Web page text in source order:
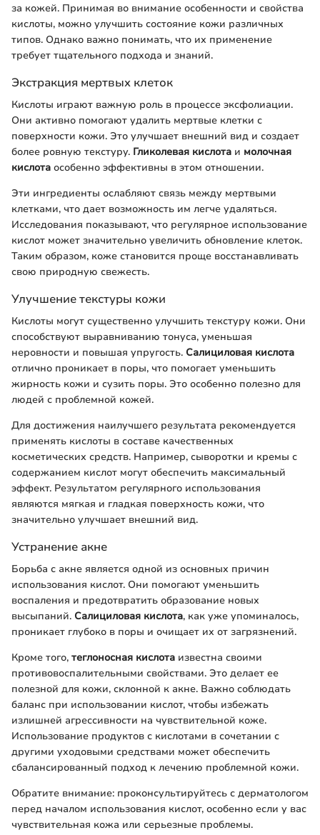
за кожей. Принимая во внимание особенности и свойства
кислоты, можно улучшить состояние кожи различных
типов. Однако важно понимать, что их применение
требует тщательного подхода и знаний.
Экстракция мертвых клеток
Кислоты играют важную роль в процессе эксфолиации.
Они активно помогают удалить мертвые клетки с
поверхности кожи. Это улучшает внешний вид и создает
более ровную текстуру. Гликолевая кислота и молочная
кислота особенно эффективны в этом отношении.
Эти ингредиенты ослабляют связь между мертвыми
клетками, что дает возможность им легче удаляться.
Исследования показывают, что регулярное использование
кислот может значительно увеличить обновление клеток.
Таким образом, коже становится проще восстанавливать
свою природную свежесть.
Улучшение текстуры кожи
Кислоты могут существенно улучшить текстуру кожи. Они
способствуют выравниванию тонуса, уменьшая
неровности и повышая упругость. Салициловая кислота
отлично проникает в поры, что помогает уменьшить
жирность кожи и сузить поры. Это особенно полезно для
людей с проблемной кожей.
Для достижения наилучшего результата рекомендуется
применять кислоты в составе качественных
косметических средств. Например, сыворотки и кремы с
содержанием кислот могут обеспечить максимальный
эффект. Результатом регулярного использования
являются мягкая и гладкая поверхность кожи, что
значительно улучшает внешний вид.
Устранение акне
Борьба с акне является одной из основных причин
использования кислот. Они помогают уменьшить
воспаления и предотвратить образование новых
высыпаний. Салициловая кислота, как уже упоминалось,
проникает глубоко в поры и очищает их от загрязнений.
Кроме того, теглоносная кислота известна своими
противовоспалительными свойствами. Это делает ее
полезной для кожи, склонной к акне. Важно соблюдать
баланс при использовании кислот, чтобы избежать
излишней агрессивности на чувствительной коже.
Использование продуктов с кислотами в сочетании с
другими уходовыми средствами может обеспечить
сбалансированный подход к лечению проблемной кожи.
Обратите внимание: проконсультируйтесь с дерматологом
перед началом использования кислот, особенно если у вас
чувствительная кожа или серьезные проблемы.